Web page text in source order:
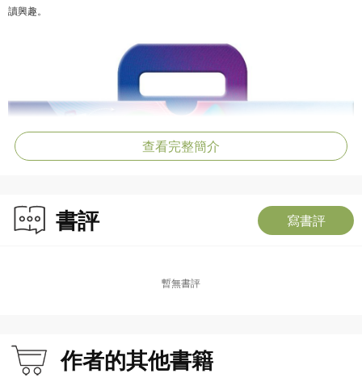
讀興趣。
查看完整簡介
書評 寫書評
暫無書評
作者的其他書籍